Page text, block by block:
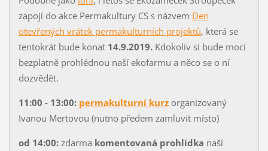
zapojí do akce Permakultury CS s názvem Den
otevřených vrátek permakulturních projektů, která se
tentokrát bude konat 14.9.2019.Kdokoliv si bude moci
bezplatně prohlédnou naší ekofarmu a něco se o ní
dozvědět.
11:00 - 13:00: permakulturní kurzorganizovaný
Ivanou Mertovou (nutno předem zamluvit místo)
od 14:00:zdarma komentovaná prohlídka naší